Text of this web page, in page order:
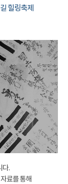
힐링축제
다.
료를 통해